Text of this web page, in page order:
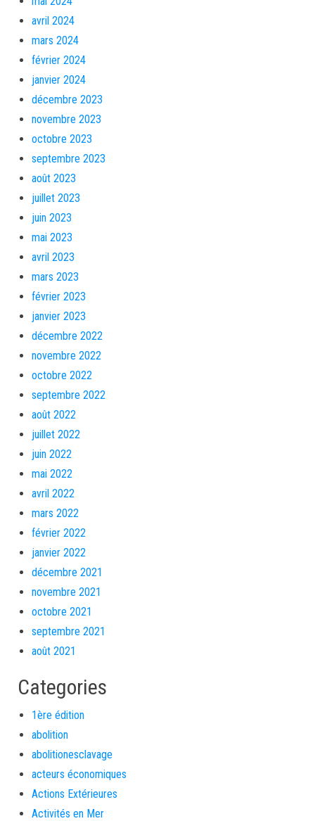
avril 2024
mars 2024
février 2024
janvier 2024
décembre 2023
novembre 2023
octobre 2023
septembre 2023
août 2023
juillet 2023
juin 2023
mai 2023
avril 2023
mars 2023
février 2023
janvier 2023
décembre 2022
novembre 2022
octobre 2022
septembre 2022
août 2022
juillet 2022
juin 2022
mai 2022
avril 2022
mars 2022
février 2022
janvier 2022
décembre 2021
novembre 2021
octobre 2021
septembre 2021
août 2021
Categories
1ère édition
abolition
abolitionesclavage
acteurs économiques
Actions Extérieures
Activités en Mer